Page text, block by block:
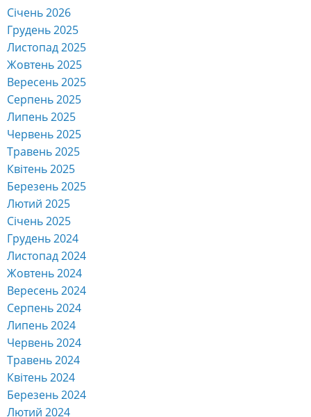
Червень 2025
Травень 2025
Квітень 2025
Березень 2025
Лютий 2025
Січень 2025
Грудень 2024
Листопад 2024
Жовтень 2024
Вересень 2024
Серпень 2024
Липень 2024
Червень 2024
Травень 2024
Квітень 2024
Березень 2024
Лютий 2024
Січень 2024
Грудень 2023
Листопад 2023
Жовтень 2023
Вересень 2023
Серпень 2023
Липень 2023